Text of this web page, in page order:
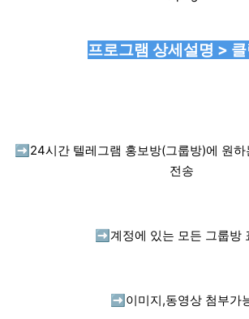
프로그램 상세설명 >
➡️ 24시간 텔레그램 홍보방(그룹방)에 원
전송
➡️ 계정에 있는 모든 그룹방
➡️ 이미지,동영상 첨부가